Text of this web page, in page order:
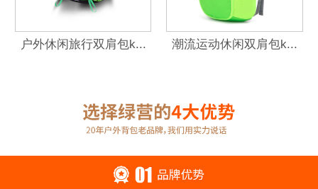
户外休闲旅行双肩包k... 潮流运动休闲双肩包k...